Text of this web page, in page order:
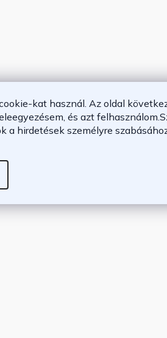
kat használ. Az oldal
és azt felhasználom.
a hirdetések személyre